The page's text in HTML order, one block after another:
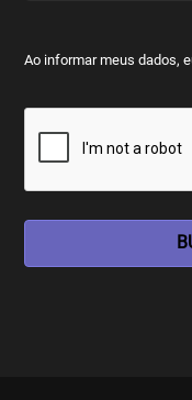
Ao informar meus dados,